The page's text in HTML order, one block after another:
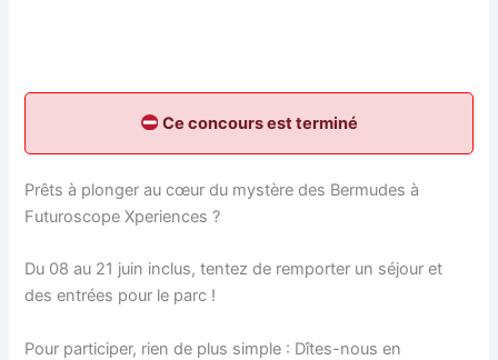
Ce concours est terminé
Prêts à plonger au cœur du mystère des Bermudes à
Futuroscope Xperiences ?
Du 08 au 21 juin inclus, tentez de remporter un séjour et
des entrées pour le parc !
Pour participer, rien de plus simple : Dîtes-nous en